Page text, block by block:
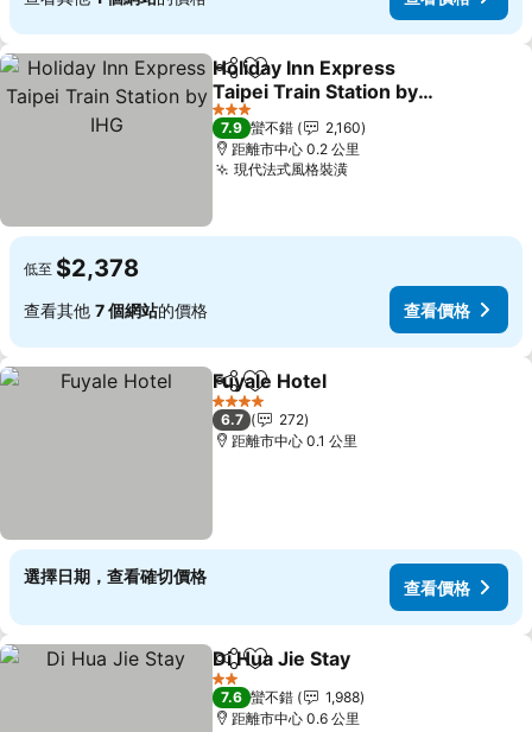
分享 加入我的最愛
Holiday Inn Express
Taipei Train Station by
IHG
3 星級
7.9 蠻不錯
2,160
距離市中心 0.2 公里
現代法式風格裝潢
低至 $2,378
查看其他 7 個網站的價格 查看價格
分享 加入我的最愛
Fuyale Hotel
4 星級
6.7
272
距離市中心 0.1 公里
選擇日期，查看確切價格
查看價格
分享 加入我的最愛
Di Hua Jie Stay
2 星級
7.6 蠻不錯
1,988
距離市中心 0.6 公里